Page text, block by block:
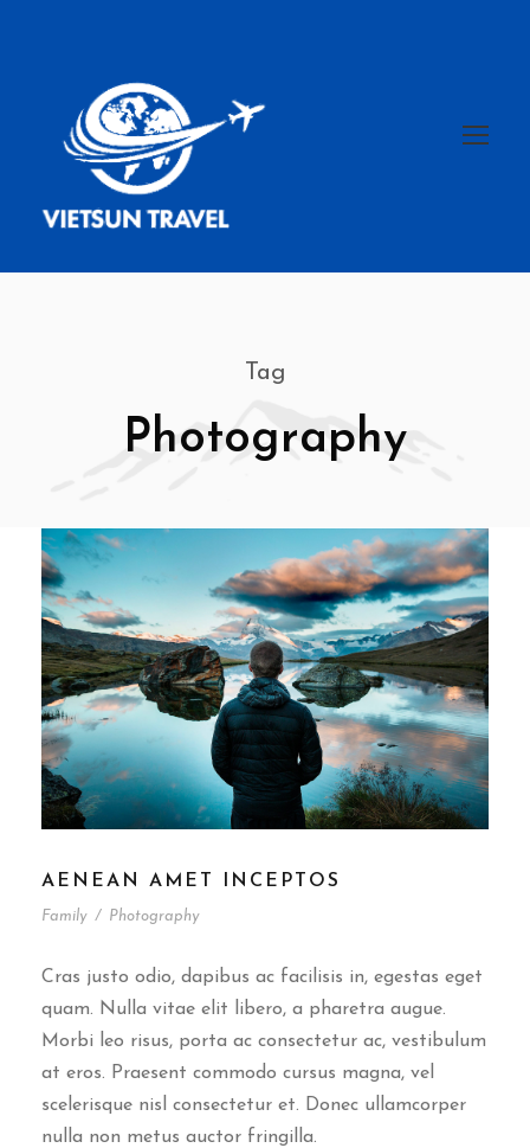
Tag
Photography
AENEAN AMET INCEPTOS
Family / Photography
Cras justo odio, dapibus ac facilisis in, egestas eget
quam. Nulla vitae elit libero, a pharetra augue.
Morbi leo risus, porta ac consectetur ac, vestibulum
at eros. Praesent commodo cursus magna, vel
scelerisque nisl consectetur et. Donec ullamcorper
nulla non metus auctor fringilla.